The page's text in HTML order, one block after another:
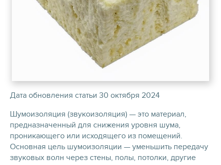
Дата обновления статьи 30 октября 2024
Шумоизоляция (звукоизоляция) — это материал,
предназначенный для снижения уровня шума,
проникающего или исходящего из помещений.
Основная цель шумоизоляции — уменьшить передачу
звуковых волн через стены, полы, потолки, другие